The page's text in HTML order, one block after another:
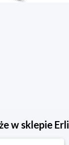
w sklepie Erli